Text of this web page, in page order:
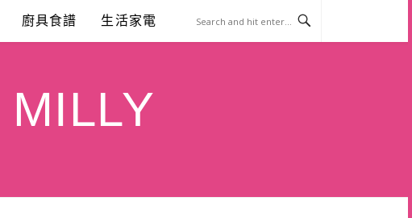
廚具食譜 生活家電